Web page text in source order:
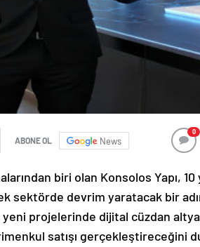
ABONE OL News
0
biri olan Konsolos Yapı,
devrim yaratacak bir
projelerinde dijital cüzdan
satışı gerçekleştireceğini